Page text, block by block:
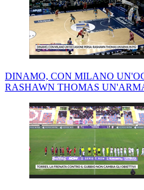
DINAMO, CON MILANO
RASHAWN THOMAS